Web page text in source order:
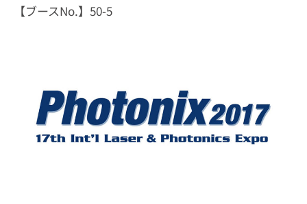
【ブースNo.】50-5